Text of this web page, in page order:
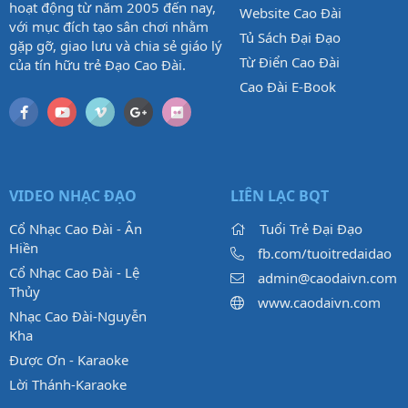
hoạt động từ năm 2005 đến nay,
với mục đích tạo sân chơi nhằm
gặp gỡ, giao lưu và chia sẻ giáo lý
của tín hữu trẻ Đạo Cao Đài.
Website Cao Đài
Tủ Sách Đại Đạo
Từ Điển Cao Đài
Cao Đài E-Book
VIDEO NHẠC ĐẠO
Cổ Nhạc Cao Đài - Ân
Hiền
Cổ Nhạc Cao Đài - Lệ
Thủy
Nhạc Cao Đài-Nguyễn
Kha
Được Ơn - Karaoke
Lời Thánh-Karaoke
LIÊN LẠC BQT
Tuổi Trẻ Đại Đạo
fb.com/tuoitredaidao
admin@caodaivn.com
www.caodaivn.com